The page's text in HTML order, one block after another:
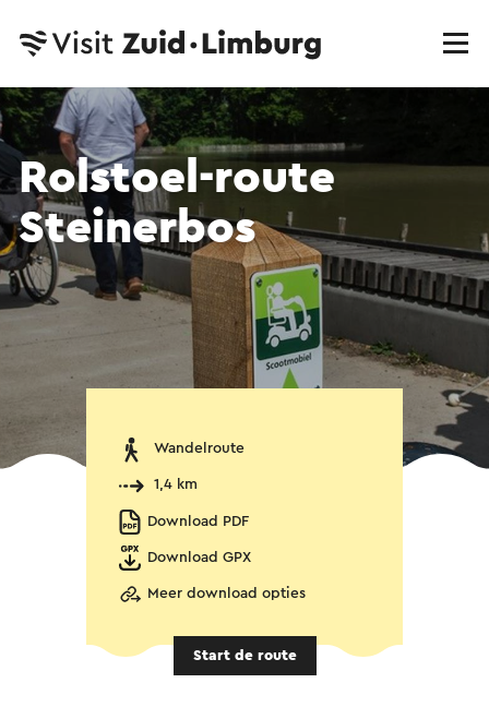
Rolstoel-route
Steinerbos
Wandelroute
1,4 km
Download PDF
Download GPX
Meer download opties
Start de route